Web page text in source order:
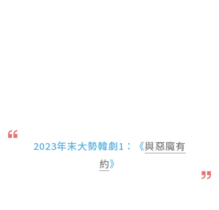
2023年末大勢韓劇1：《與惡魔有
約》